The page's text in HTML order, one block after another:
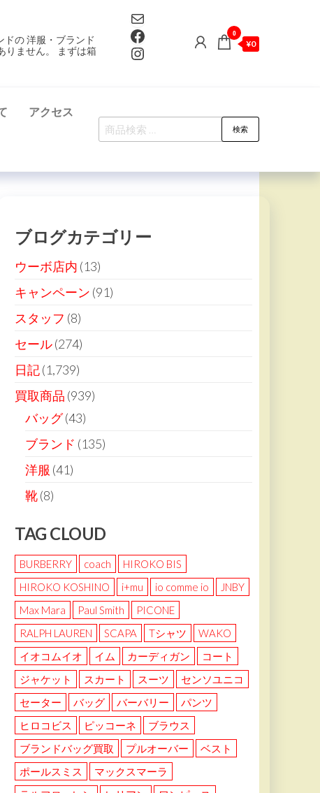
の 洋服・ブランド
りません。 まずは箱
Mail
Facebook
Instagram
0
¥0
アクセス
検
索
検索
ブログカテゴリー
ウーボ店内 (13)
キャンペーン (91)
スタッフ (8)
セール(274)
日記(1,739)
買取商品 (939)
バッグ(43)
ブランド (135)
洋服 (41)
靴(8)
TAG CLOUD
BURBERRY coach
HIROKO BIS
HIROKO KOSHINO
i+mu io comme io
JNBY
Max Mara
Paul Smith
PICONE
RALPH LAUREN
SCAPA Tシャツ
WAKO
イオコムイオ
イム カーディガン
コート
ジャケット
スカート スーツ
センソユニコ
セーター
バッグ バーバリー
パンツ
ヒロコビス
ピッコーネ
ブラウス
ブランドバッグ買取
プルオーバー
ベスト
ポールスミス
マックスマーラ